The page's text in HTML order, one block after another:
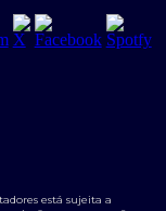
está sujeita a